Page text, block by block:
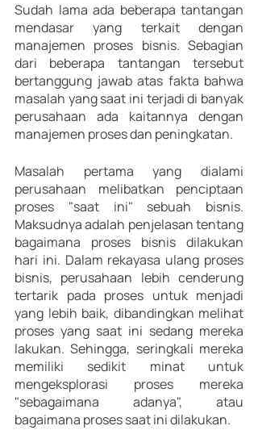
Sudah lama ada beberapa tantangan
mendasar yang terkait dengan
manajemen proses bisnis. Sebagian
dari beberapa tantangan tersebut
bertanggung jawab atas fakta bahwa
masalah yang saat ini terjadi di banyak
perusahaan ada kaitannya dengan
manajemen proses dan peningkatan.
Masalah pertama yang dialami
perusahaan melibatkan penciptaan
proses "saat ini" sebuah bisnis.
Maksudnya adalah penjelasan tentang
bagaimana proses bisnis dilakukan
hari ini. Dalam rekayasa ulang proses
bisnis, perusahaan lebih cenderung
tertarik pada proses untuk menjadi
yang lebih baik, dibandingkan melihat
proses yang saat ini sedang mereka
lakukan. Sehingga, seringkali mereka
memiliki sedikit minat untuk
mengeksplorasi proses mereka
"sebagaimana adanya", atau
bagaimana proses saat ini dilakukan.